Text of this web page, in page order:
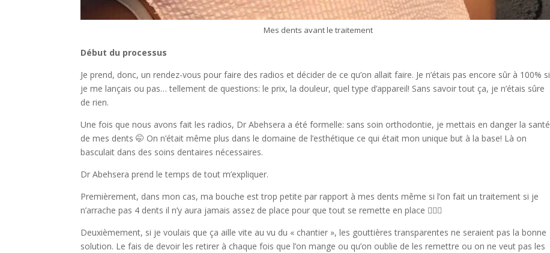
Mes dents avant le traitement
Début du processus
Je prend, donc, un rendez-vous pour faire des radios et décider de ce qu’on allait faire. Je n’étais pas encore sûr à 100% si
je me lançais ou pas… tellement de questions: le prix, la douleur, quel type d’appareil! Sans savoir tout ça, je n’étais sûre
de rien.
Une fois que nous avons fait les radios, Dr Abehsera a été formelle: sans soin orthodontie, je mettais en danger la santé
de mes dents 🤭 On n’était même plus dans le domaine de l’esthétique ce qui était mon unique but à la base! Là on
basculait dans des soins dentaires nécessaires.
Dr Abehsera prend le temps de tout m’expliquer.
Premièrement, dans mon cas, ma bouche est trop petite par rapport à mes dents même si l’on fait un traitement si je
n’arrache pas 4 dents il n’y aura jamais assez de place pour que tout se remette en place 🤦🏻‍♀️
Deuxièmement, si je voulais que ça aille vite au vu du « chantier », les gouttières transparentes ne seraient pas la bonne
solution. Le fais de devoir les retirer à chaque fois que l’on mange ou qu’on oublie de les remettre ou on ne veut pas les